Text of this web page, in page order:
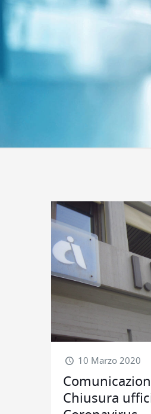
10 Marzo 2020
Chiusura